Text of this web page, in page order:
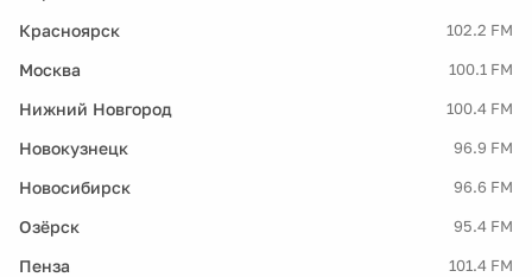
Красноярск 102.2 FM
Москва 100.1 FM
Нижний Новгород 100.4 FM
Новокузнецк 96.9 FM
Новосибирск 96.6 FM
Озёрск 95.4 FM
Пенза 101.4 FM